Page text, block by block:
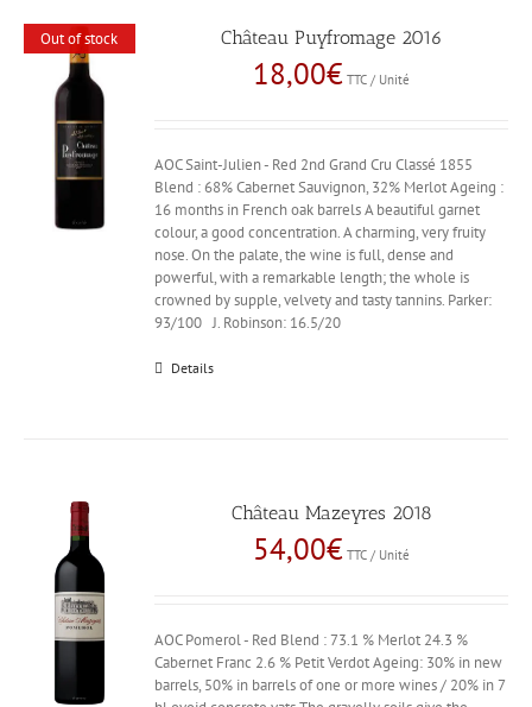
Out of stock Château Puyfromage 2016
18,00€ TTC / Unité
AOC Saint-Julien - Red 2nd Grand Cru Classé 1855
Blend : 68% Cabernet Sauvignon, 32% Merlot Ageing :
16 months in French oak barrels A beautiful garnet
colour, a good concentration. A charming, very fruity
nose. On the palate, the wine is full, dense and
powerful, with a remarkable length; the whole is
crowned by supple, velvety and tasty tannins. Parker:
93/100 J. Robinson: 16.5/20
Details
Château Mazeyres 2018
54,00€ TTC / Unité
AOC Pomerol - Red Blend : 73.1 % Merlot 24.3 %
Cabernet Franc 2.6 % Petit Verdot Ageing: 30% in new
barrels, 50% in barrels of one or more wines / 20% in 7